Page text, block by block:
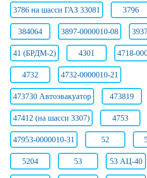
3786 на шасси ГАЗ 33081 3796
384064 3897-0000010-08
41 (БРДМ-2) 4301 4718-
4732 4732-0000010-21
473730 Автоэвакуатор 473819
47412 (на шасси 3307) 4753
47953-0000010-31 52
5204 53 53 АЦ-40